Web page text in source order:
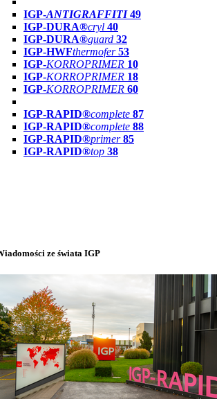
IGP-ANTIGRAFFITI49
IGP-DURA®cryl 40
IGP-DURA®guard 32
IGP-HWFthermofer 53
IGP-KORROPRIMER 10
IGP-KORROPRIMER 18
IGP-KORROPRIMER 60
IGP-RAPID®complete 87
IGP-RAPID®complete 88
IGP-RAPID®primer 85
IGP-RAPID®top 38
ze świata IGP